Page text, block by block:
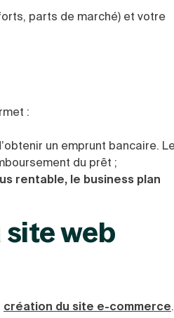
parts de marché) et votre
:
un emprunt bancaire.
du prêt ;
rentable, le business plan
web
création du site e-commerce.